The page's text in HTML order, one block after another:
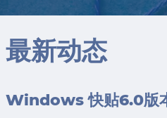
最新动态
Windows 快贴6.0版